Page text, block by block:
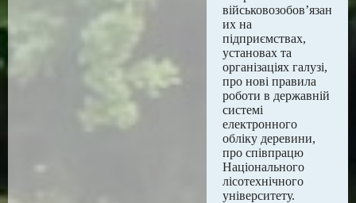
військовозобов’язан
их на
підприємствах,
установах та
організаціях галузі,
про нові правила
роботи в державній
системі
електронного
обліку деревини,
про співпрацю
Національного
лісотехнічного
університету.